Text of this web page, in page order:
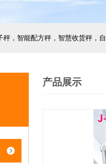
产品展示